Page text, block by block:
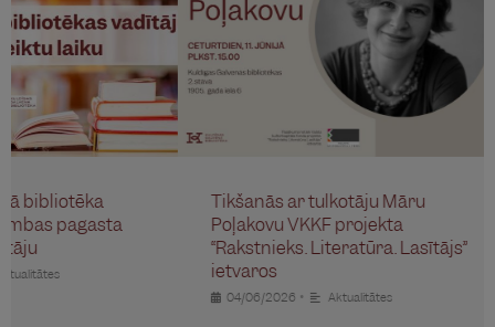
bibliotēka
pagasta
Tikšanās ar tulkotāju Māru
Poļakovu VKKF projekta
“Rakstnieks. Literatūra. Lasītājs”
ietvaros
04/06/2026 • Aktualitātes